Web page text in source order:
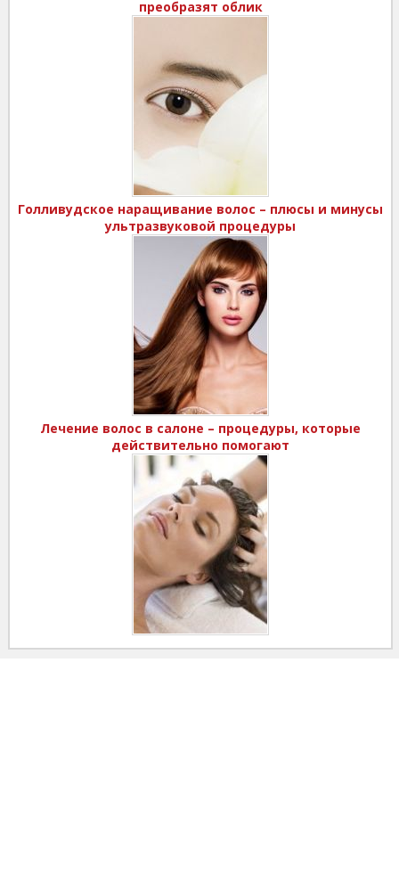
преобразят облик
Голливудское наращивание волос – плюсы и минусы
ультразвуковой процедуры
Лечение волос в салоне – процедуры, которые
действительно помогают